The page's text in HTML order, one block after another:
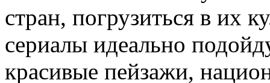
стран, погрузиться в их
сериалы идеально
красивые пейзажи,